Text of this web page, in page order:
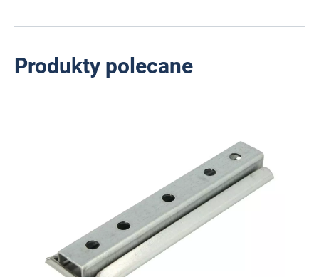
Produkty polecane